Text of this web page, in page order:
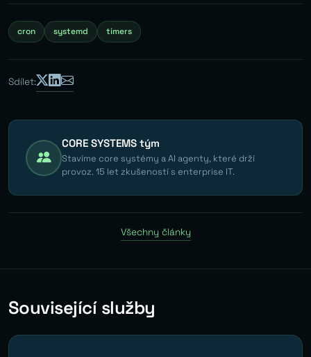
cron systemd timers
Sdílet:
CORE SYSTEMS tým
Stavíme core systémy a AI agenty, které drží
provoz. 15 let zkušeností s enterprise IT.
Všechny články
Související služby